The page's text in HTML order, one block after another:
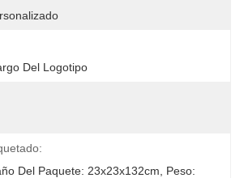
Del Logotipo
Del Paquete: 23x23x132cm, Peso: